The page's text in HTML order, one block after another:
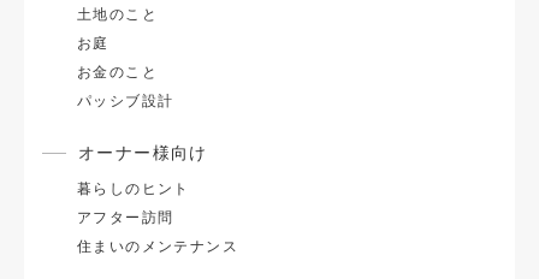
土地のこと
お庭
お金のこと
パッシブ設計
オーナー様向け
暮らしのヒント
アフター訪問
住まいのメンテナンス